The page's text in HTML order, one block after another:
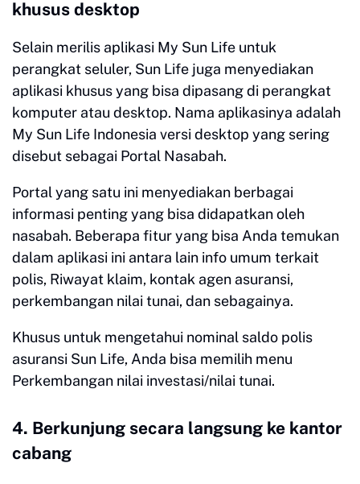
khusus desktop
Selain merilis aplikasi My Sun Life untuk
perangkat seluler, Sun Life juga menyediakan
aplikasi khusus yang bisa dipasang di perangkat
komputer atau desktop. Nama aplikasinya adalah
My Sun Life Indonesia versi desktop yang sering
disebut sebagai Portal Nasabah.
Portal yang satu ini menyediakan berbagai
informasi penting yang bisa didapatkan oleh
nasabah. Beberapa fitur yang bisa Anda temukan
dalam aplikasi ini antara lain info umum terkait
polis, Riwayat klaim, kontak agen asuransi,
perkembangan nilai tunai, dan sebagainya.
Khusus untuk mengetahui nominal saldo polis
asuransi Sun Life, Anda bisa memilih menu
Perkembangan nilai investasi/nilai tunai.
4. Berkunjung secara langsung ke kantor
cabang